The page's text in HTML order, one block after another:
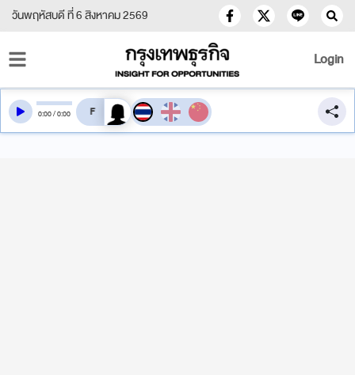
วันพฤหัสบดี ที่ 6 สิงหาคม 2569
Login
0:00/0:00 สลับเสียงอ่าน